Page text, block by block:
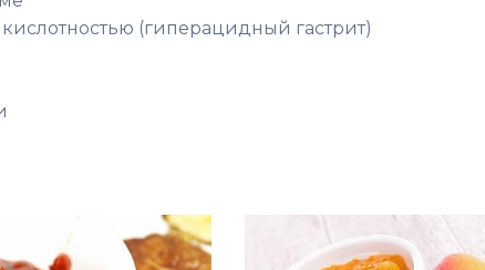
(гиперацидный гастрит)